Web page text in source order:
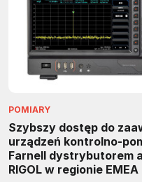
POMIARY
Szybszy dostęp do
urządzeń kontrolno-
Farnell dystrybutorem
RIGOL w regionie EMEA